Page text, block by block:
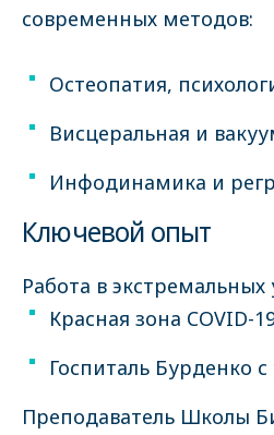
современных методов:
Остеопатия,
Висцеральная и
Инфодинамика и
Ключевой опыт
Работа в экстремальных
Красная зона COVID-
Госпиталь Бурденко
Преподаватель Школы